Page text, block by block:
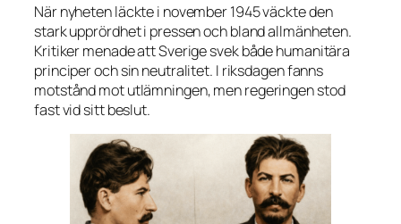
När nyheten läckte i november 1945 väckte den
stark upprördhet i pressen och bland allmänheten.
Kritiker menade att Sverige svek både humanitära
principer och sin neutralitet. I riksdagen fanns
motstånd mot utlämningen, men regeringen stod
fast vid sitt beslut.